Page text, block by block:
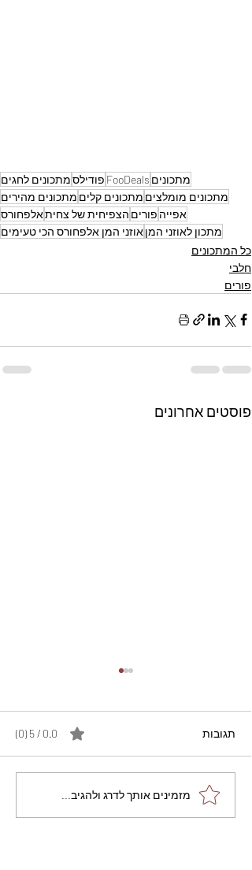
מתכונים FooDeals פודילסמתכונים לחגים
מתכונים מומלצים מתכונים קלים מתכונים מהירים
אפייה פורים הצפיחית של צחיתאלפחורס
מתכון לאוזני המןאוזני המן אלפחורס הכי טעימים
כל המתכונים
חלבי
פורים
פוסטים אחרונים
מתכון מנצח עוגת מייפל
שוקולד בחושה וקלה - זיוה
תגובות 0.0 / 5 ‏(0)
מזמינים אותך לדרג ולהגיב...